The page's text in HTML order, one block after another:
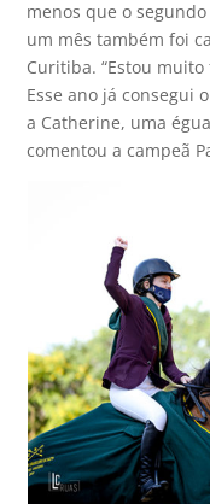
menos que o
um mês também foi
Curitiba. “Estou
Esse ano já consegui
a Catherine, uma
comentou a campeã